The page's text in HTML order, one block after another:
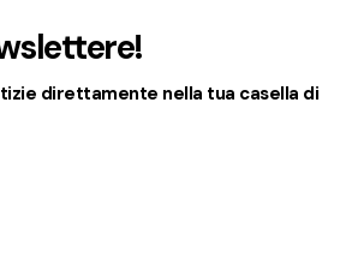
direttamente nella tua casella di